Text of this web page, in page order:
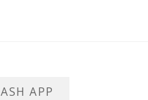
APP